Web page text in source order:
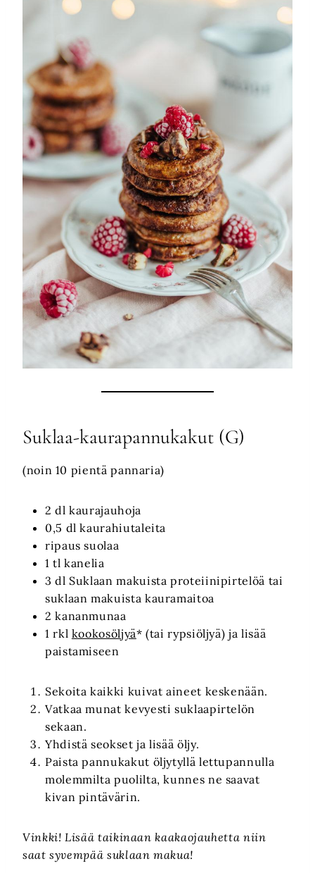
Suklaa-kaurapannukakut (G)
(noin 10 pientä pannaria)
2 dl kaurajauhoja
0,5 dl kaurahiutaleita
ripaus suolaa
1 tl kanelia
3 dl Suklaan makuista proteiinipirtelöä tai
suklaan makuista kauramaitoa
2 kananmunaa
1 rkl kookosöljyä* (tai rypsiöljyä) ja lisää
paistamiseen
Sekoita kaikki kuivat aineet keskenään.
Vatkaa munat kevyesti suklaapirtelön
sekaan.
Yhdistä seokset ja lisää öljy.
Paista pannukakut öljytyllä lettupannulla
molemmilta puolilta, kunnes ne saavat
kivan pintävärin.
Vinkki! Lisää taikinaan kaakaojauhetta niin
saat syvempää suklaan makua!